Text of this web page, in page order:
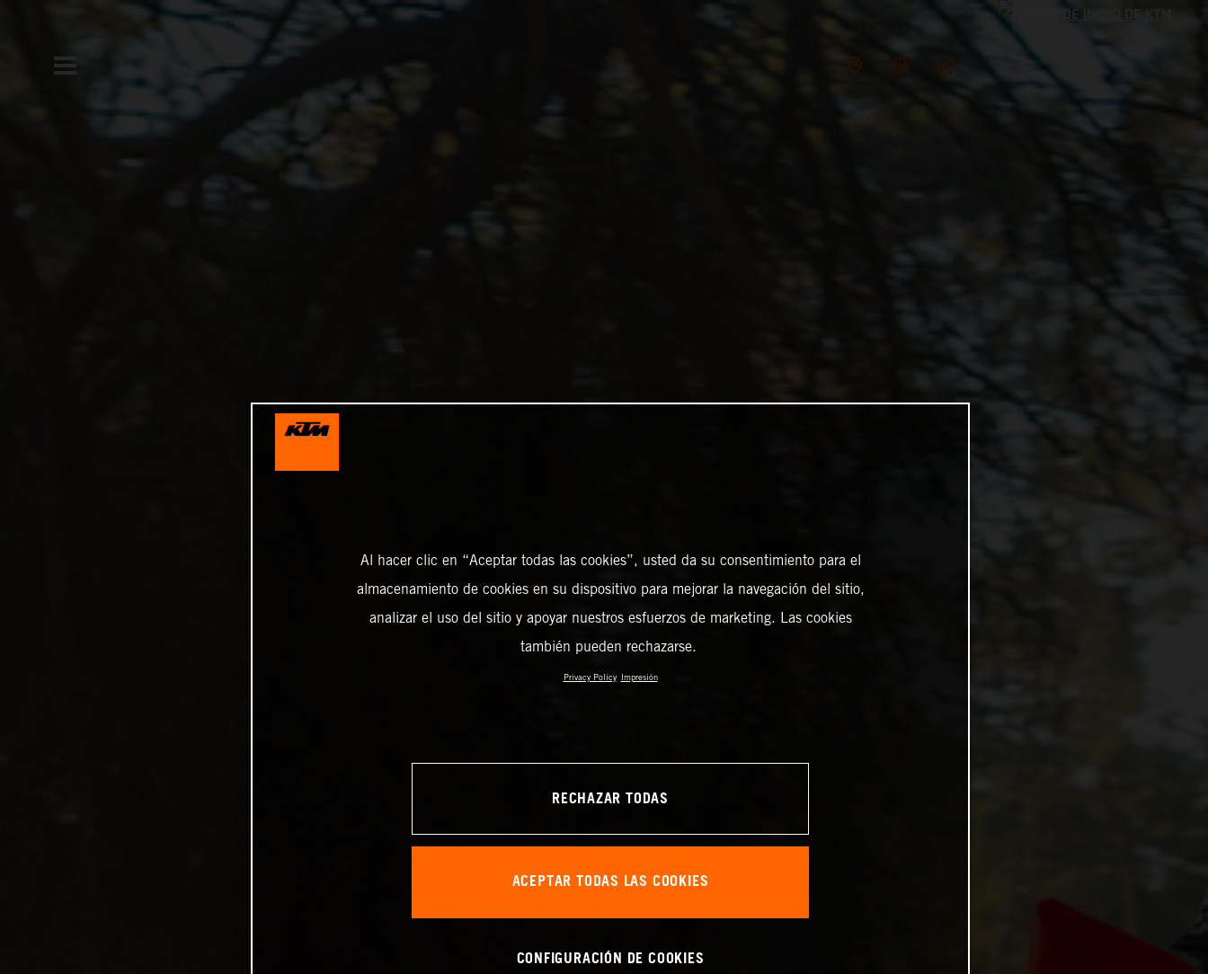
Al hacer clic en “Aceptar todas las cookies”, usted da su consentimiento para el
almacenamiento de cookies en su dispositivo para mejorar la navegación del sitio,
analizar el uso del sitio y apoyar nuestros esfuerzos de marketing. Las cookies
también pueden rechazarse.
Privacy Policy Impresión
RECHAZAR TODAS
ACEPTAR TODAS LAS COOKIES
CONFIGURACIÓN DE COOKIES